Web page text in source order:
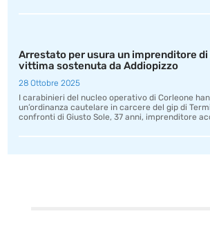
Arrestato per usura un imprenditore di
vittima sostenuta da Addiopizzo
28 Ottobre 2025
I carabinieri del nucleo operativo di Corleone
un’ordinanza cautelare in carcere del gip di
confronti di Giusto Sole, 37 anni, imprenditore